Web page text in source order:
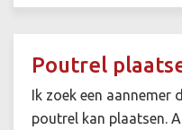
Poutrel
Ik zoek een aannemer
poutrel kan plaatsen.